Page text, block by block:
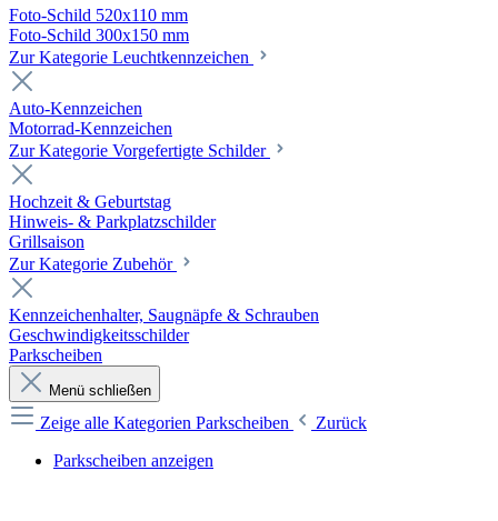
Foto-Schild 520x110 mm
Foto-Schild 300x150 mm
Zur Kategorie Leuchtkennzeichen
Auto-Kennzeichen
Motorrad-Kennzeichen
Zur Kategorie Vorgefertigte Schilder
Hochzeit & Geburtstag
Hinweis- & Parkplatzschilder
Grillsaison
Zur Kategorie Zubehör
Kennzeichenhalter, Saugnäpfe & Schrauben
Geschwindigkeitsschilder
Parkscheiben
Menü schließen
Zeige alle Kategorien Parkscheiben
Zurück
Parkscheiben anzeigen